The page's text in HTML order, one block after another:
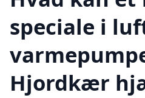
speciale i
Hjordkær